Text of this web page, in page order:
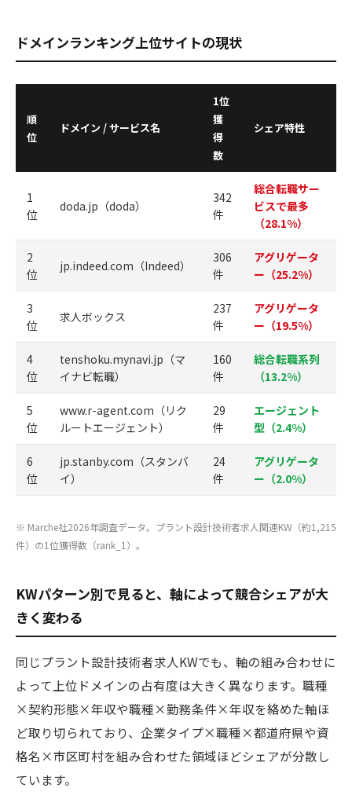
ドメインランキング上位サイトの現状
順
位
ドメイン / サービス名
1位
獲
得
数
シェア特性
1
位
doda.jp（doda）
342
件
総合転職サー
ビスで最多
（28.1%）
2
位
jp.indeed.com（Indeed）
306
件
アグリゲータ
ー（25.2%）
3
位
求人ボックス
237
件
アグリゲータ
ー（19.5%）
4
位
tenshoku.mynavi.jp（マ
イナビ転職）
160
件
総合転職系列
（13.2%）
5
位
www.r-agent.com（リク
ルートエージェント）
29
件
エージェント
型（2.4%）
6
位
jp.stanby.com（スタンバ
イ）
24
件
アグリゲータ
ー（2.0%）
※ Marche社2026年調査データ。プラント設計技術者求人関連KW（約1,215
件）の1位獲得数（rank_1）。
KWパターン別で見ると、軸によって競合シェアが大
きく変わる
同じプラント設計技術者求人KWでも、軸の組み合わせに
よって上位ドメインの占有度は大きく異なります。職種
×契約形態×年収や職種×勤務条件×年収を絡めた軸ほ
ど取り切られており、企業タイプ×職種×都道府県や資
格名×市区町村を組み合わせた領域ほどシェアが分散し
ています。